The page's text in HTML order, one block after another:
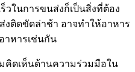
วในการขนส่งก็เป็นสิ่งที่ต้อง
ติดขัดล่าช้า อาจทำให้อาหาร
าหารเช่นกัน
เห็นด้านความร่วมมือใน